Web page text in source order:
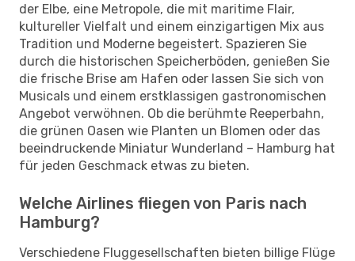
der Elbe, eine Metropole, die mit maritime Flair,
kultureller Vielfalt und einem einzigartigen Mix aus
Tradition und Moderne begeistert. Spazieren Sie
durch die historischen Speicherböden, genießen Sie
die frische Brise am Hafen oder lassen Sie sich von
Musicals und einem erstklassigen gastronomischen
Angebot verwöhnen. Ob die berühmte Reeperbahn,
die grünen Oasen wie Planten un Blomen oder das
beeindruckende Miniatur Wunderland – Hamburg hat
für jeden Geschmack etwas zu bieten.
Welche Airlines fliegen von Paris nach
Hamburg?
Verschiedene Fluggesellschaften bieten billige Flüge